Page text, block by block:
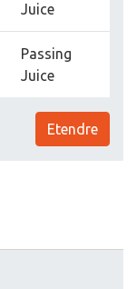
Juice
Passing
Juice
Etendre